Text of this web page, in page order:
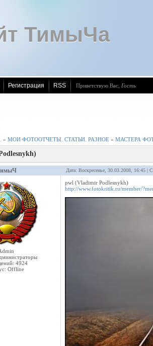
ТимыЧа
Регистрация RSS Приветствую Вас Гость
» МОИ ФОТООТЧЕТЫ. СТАТЬИ. РАЗНОЕ » МАСТЕРА
Дата: Воскресенье, 30.03.2008, 16:45 |
4924
Offline
pwl (Vladimir Podlesnykh)
http://www.fotokritik.ru/member/